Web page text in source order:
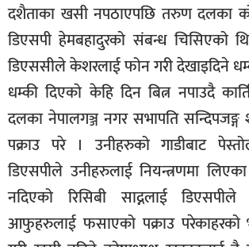
दशैताका खसी नपठाएपछि तरुण दलका
डिएसपी हेमबहादुरको संबन्ध चिसिएको
डिएससीले केशरलाई फोन गरी देखाइदिने
धम्की दिएको केहि दिन बित्न नपाउदै
दलका नेपालगञ्ज नगर सभापति
पक्राउ परे । उनीहरुको गाडीबाट
डिएसपीले उनीहरुलाई नियन्त्रणमा
नदिएको रिसिबी साद्नलाई
आफुहरुलाई फसाएको पक्राउ